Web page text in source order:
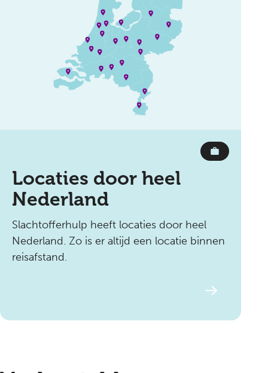
Locaties door heel
Nederland
Slachtofferhulp heeft locaties door heel
Nederland. Zo is er altijd een locatie binnen
reisafstand.